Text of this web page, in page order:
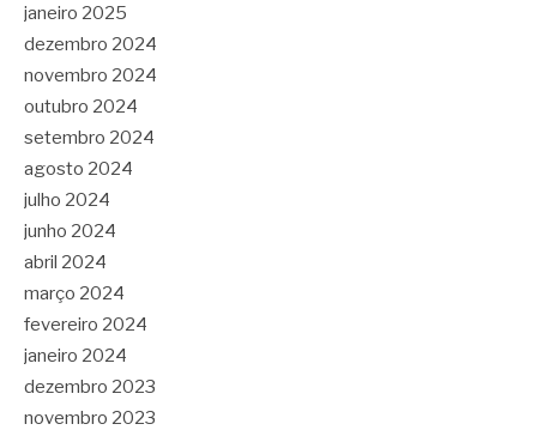
janeiro 2025
dezembro 2024
novembro 2024
outubro 2024
setembro 2024
agosto 2024
julho 2024
junho 2024
abril 2024
março 2024
fevereiro 2024
janeiro 2024
dezembro 2023
novembro 2023